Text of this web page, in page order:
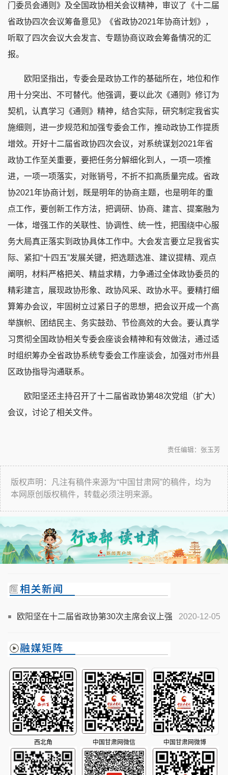
门委员会通则》及全国政协相关会议精神，审议了《十二届
省政协四次会议筹备意见》《省政协2021年协商计划》，
听取了四次会议大会发言、专题协商议政会筹备情况的汇
报。
欧阳坚指出，专委会是政协工作的基础所在，地位和作
用十分突出、不可替代。他强调，要以此次《通则》修订为
契机，认真学习《通则》精神，结合实际，研究制定我省实
施细则，进一步规范和加强专委会工作，推动政协工作提质
增效。开好十二届省政协四次会议，对系统谋划2021年省
政协工作至关重要，要把任务分解细化到人，一项一项推
进，一项一项落实，对账销号，不折不扣高质量完成。省政
协2021年协商计划，既是明年的协商主题，也是明年的重
点工作，要创新工作方法，把调研、协商、建言、提案融为
一体，增强工作的关联性、协调性、统一性，把围绕中心服
务大局真正落实到政协具体工作中。大会发言要立足我省实
际、紧扣“十四五”发展关键，把选题选准、建议提精、观点
阐明，材料严格把关、精益求精，力争通过全体政协委员的
精彩建言，展现政协形象、政协风采、政协水平。要精打细
算筹办会议，牢固树立过紧日子的思想，把会议开成一个高
举旗帜、团结民主、务实鼓劲、节俭高效的大会。要认真学
习贯彻全国政协相关专委会座谈会精神和有效做法，通过适
时组织筹办全省政协系统专委会工作座谈会，加强对市州县
区政协指导沟通联系。
欧阳坚还主持召开了十二届省政协第48次党组（扩大）
会议，讨论了相关文件。
责任编辑：张玉芳
版权声明：凡注有稿件来源为“中国甘肃网”的稿件，均为
本网原创版权稿件，转载必须注明来源。
2020-12-05
欧阳坚在十二届省政协第30次主席会议上强
年任务
西北角 中国甘肃网微信 中国甘肃网微博